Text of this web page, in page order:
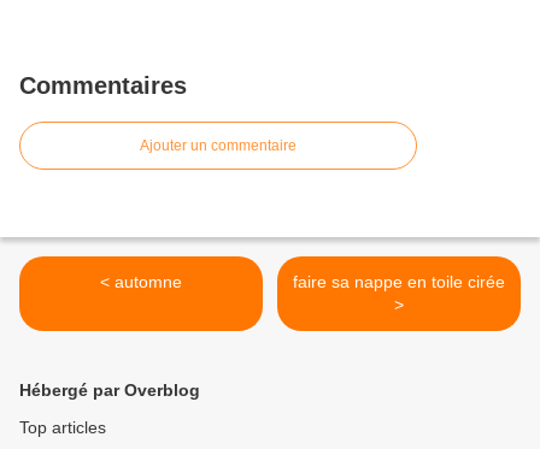
Commentaires
Ajouter un commentaire
< automne
faire sa nappe en toile cirée
>
Hébergé par Overblog
Top articles